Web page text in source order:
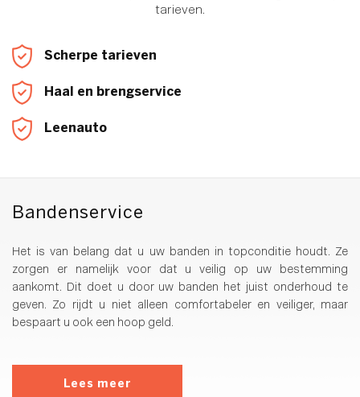
tarieven.
Scherpe tarieven
Haal en brengservice
Leenauto
Bandenservice
Het is van belang dat u uw banden in topconditie houdt. Ze
zorgen er namelijk voor dat u veilig op uw bestemming
aankomt. Dit doet u door uw banden het juist onderhoud te
geven. Zo rijdt u niet alleen comfortabeler en veiliger, maar
bespaart u ook een hoop geld.
Lees meer